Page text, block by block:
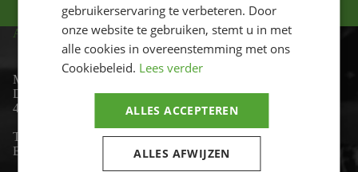
ADRES
Motor-id
De Lind 17
4841 KC Prinsenbeek
Telefoon:
+31 (0)76 - 54 11 888
Email:
wim@motor-id.nl
gebruikerservaring te verbeteren. Door
onze website te gebruiken, stemt u in met
alle cookies in overeenstemming met ons
Cookiebeleid. Lees verder
ALLES ACCEPTEREN
ALLES AFWIJZEN